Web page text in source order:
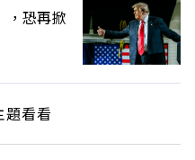
，恐再掀
題看看